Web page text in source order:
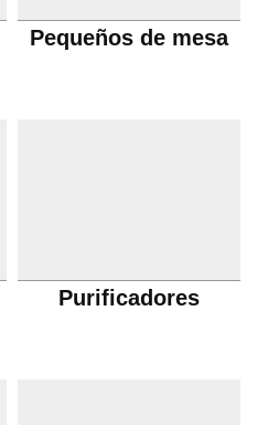
Pequeños de mesa
Purificadores